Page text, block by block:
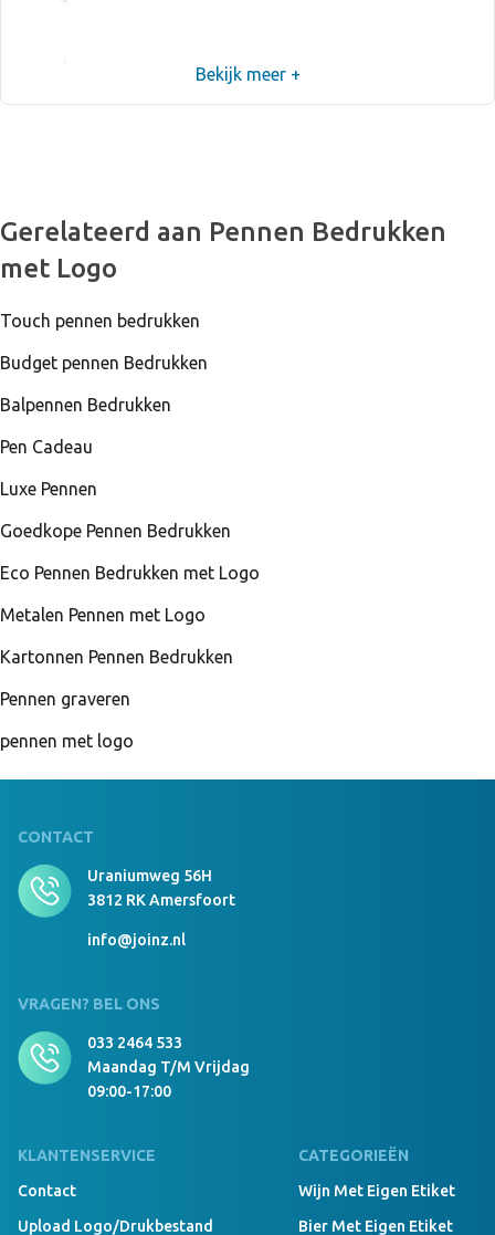
23 Stuks Op Voorraad
Pen Dontiox NEG
Bekijk meer +
Gerelateerd aan Pennen Bedrukken
met Logo
Touch pennen bedrukken
Budget pennen Bedrukken
Balpennen Bedrukken
Pen Cadeau
Luxe Pennen
Goedkope Pennen Bedrukken
Eco Pennen Bedrukken met Logo
Metalen Pennen met Logo
Kartonnen Pennen Bedrukken
Pennen graveren
pennen met logo
CONTACT
Uraniumweg 56H
3812 RK Amersfoort
info@joinz.nl
VRAGEN? BEL ONS
033 2464 533
Maandag T/m Vrijdag
09:00-17:00
KLANTENSERVICE
Contact
Upload Logo/drukbestand
CATEGORIEËN
Wijn Met Eigen Etiket
Bier Met Eigen Etiket